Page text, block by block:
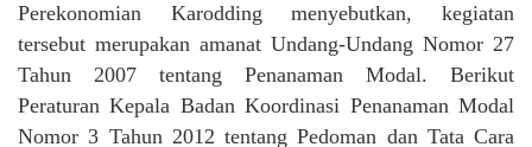
Perekonomian Karodding menyebutkan, kegiatan
tersebut merupakan amanat Undang-Undang Nomor 27
Tahun 2007 tentang Penanaman Modal. Berikut
Peraturan Kepala Badan Koordinasi Penanaman Modal
Nomor 3 Tahun 2012 tentang Pedoman dan Tata Cara